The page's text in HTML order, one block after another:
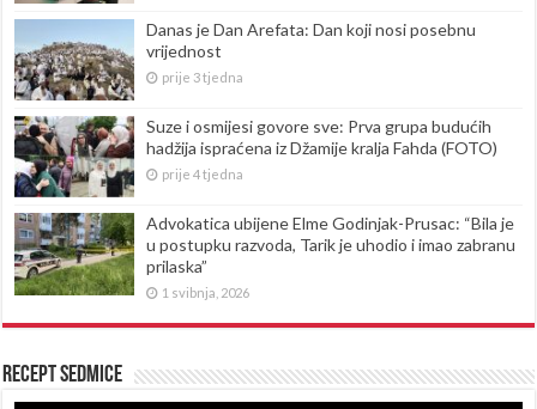
Danas je Dan Arefata: Dan koji nosi posebnu
vrijednost
prije 3 tjedna
Suze i osmijesi govore sve: Prva grupa budućih
hadžija ispraćena iz Džamije kralja Fahda (FOTO)
prije 4 tjedna
Advokatica ubijene Elme Godinjak-Prusac: “Bila je
u postupku razvoda, Tarik je uhodio i imao zabranu
prilaska”
1 svibnja, 2026
Recept sedmice